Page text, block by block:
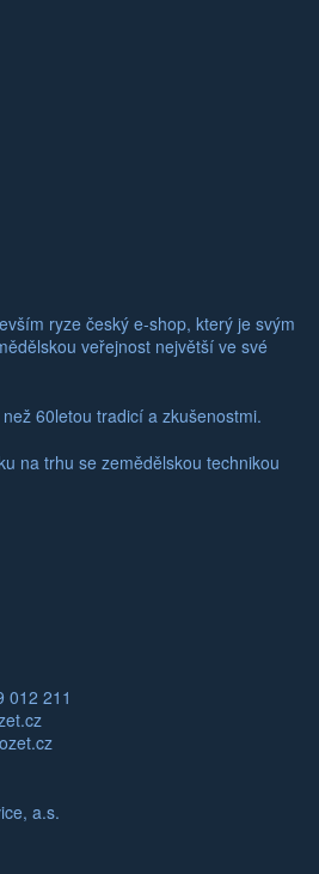
ryze český e-shop, který je svým
veřejnost největší ve své
60letou tradicí a zkušenostmi.
na trhu se zemědělskou technikou
012 211
a.s.